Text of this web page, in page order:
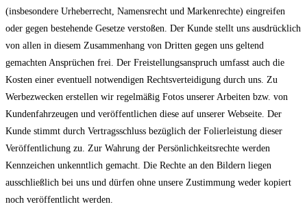
(insbesondere Urheberrecht, Namensrecht und Markenrechte) eingreifen
oder gegen bestehende Gesetze verstoßen. Der Kunde stellt uns ausdrücklich
von allen in diesem Zusammenhang von Dritten gegen uns geltend
gemachten Ansprüchen frei. Der Freistellungsanspruch umfasst auch die
Kosten einer eventuell notwendigen Rechtsverteidigung durch uns. Zu
Werbezwecken erstellen wir regelmäßig Fotos unserer Arbeiten bzw. von
Kundenfahrzeugen und veröffentlichen diese auf unserer Webseite. Der
Kunde stimmt durch Vertragsschluss bezüglich der Folierleistung dieser
Veröffentlichung zu. Zur Wahrung der Persönlichkeitsrechte werden
Kennzeichen unkenntlich gemacht. Die Rechte an den Bildern liegen
ausschließlich bei uns und dürfen ohne unsere Zustimmung weder kopiert
noch veröffentlicht werden.